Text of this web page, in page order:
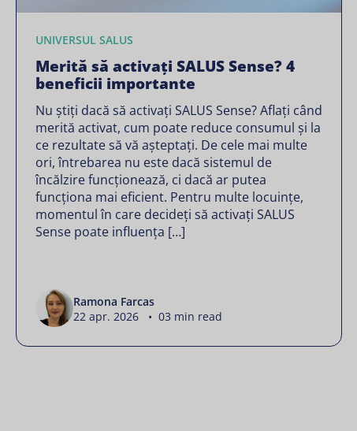
UNIVERSUL SALUS
Merită să activați SALUS Sense? 4
beneficii importante
Nu știți dacă să activați SALUS Sense? Aflați când
merită activat, cum poate reduce consumul și la
ce rezultate să vă așteptați. De cele mai multe
ori, întrebarea nu este dacă sistemul de
încălzire funcționează, ci dacă ar putea
funcționa mai eficient. Pentru multe locuințe,
momentul în care decideți să activați SALUS
Sense poate influența […]
Ramona Farcas
22 apr. 2026 • 03 min read